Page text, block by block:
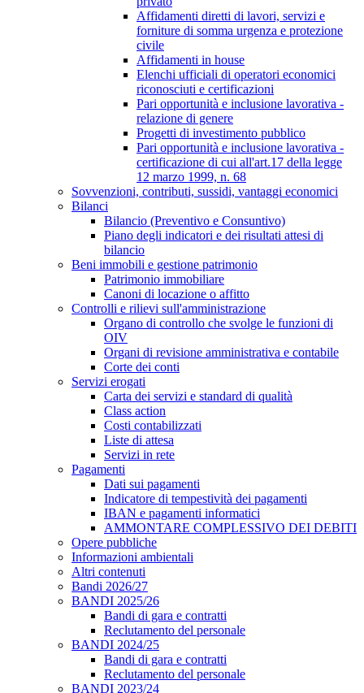
Affidamenti diretti di lavori, servizi e
forniture di somma urgenza e protezione
civile
Affidamenti in house
Elenchi ufficiali di operatori economici
riconosciuti e certificazioni
Pari opportunità e inclusione lavorativa -
relazione di genere
Progetti di investimento pubblico
Pari opportunità e inclusione lavorativa -
certificazione di cui all'art.17 della legge
12 marzo 1999, n. 68
Sovvenzioni, contributi, sussidi, vantaggi economici
Bilanci
Bilancio (Preventivo e Consuntivo)
Piano degli indicatori e dei risultati attesi di
bilancio
Beni immobili e gestione patrimonio
Patrimonio immobiliare
Canoni di locazione o affitto
Controlli e rilievi sull'amministrazione
Organo di controllo che svolge le funzioni di
OIV
Organi di revisione amministrativa e contabile
Corte dei conti
Servizi erogati
Carta dei servizi e standard di qualità
Class action
Costi contabilizzati
Liste di attesa
Servizi in rete
Pagamenti
Dati sui pagamenti
Indicatore di tempestività dei pagamenti
IBAN e pagamenti informatici
AMMONTARE COMPLESSIVO DEI DEBITI
Opere pubbliche
Informazioni ambientali
Altri contenuti
Bandi 2026/27
BANDI 2025/26
Bandi di gara e contratti
Reclutamento del personale
BANDI 2024/25
Bandi di gara e contratti
Reclutamento del personale
BANDI 2023/24